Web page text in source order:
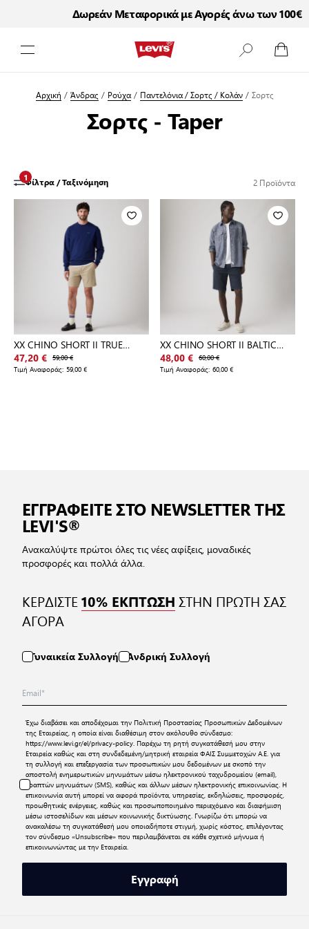
Δωρεάν Μεταφορικά με Αγορές άνω των 100€
Αρχική / Άνδρας / Ρούχα / Παντελόνια / Σορτς / Κολάν / Σορτς
Σορτς - Taper
Φίλτρα / Ταξινόμηση
1 2Προϊόντα
XX CHINO SHORT II TRUE
CHINO L
47,20 € 59,00 €
Τιμή Αναφοράς: 59,00 €
XX CHINO SHORT II BALTIC
NAVY
48,00 € 60,00 €
Τιμή Αναφοράς: 60,00 €
ΕΓΓΡΑΦΕΙΤΕ ΣΤΟ NEWSLETTER ΤΗΣ
LEVI'S®
Ανακαλύψτε πρώτοι όλες τις νέες αφίξεις, μοναδικές
προσφορές και πολλά άλλα.
ΚΕΡΔΙΣΤΕ10% ΕΚΠΤΩΣΗ ΣΤΗΝ ΠΡΩΤΗ ΣΑΣ
ΑΓΟΡΑ
Γυναικεία Συλλογή Ανδρική Συλλογή
Έχω διαβάσει και αποδέχομαι την Πολιτική Προστασίας Προσωπικών Δεδομένων
της Εταιρείας, η οποία είναι διαθέσιμη στον ακόλουθο σύνδεσμο:
https://www.levi.gr/el/privacy-policy. Παρέχω τη ρητή συγκατάθεσή μου στην
Εταιρεία καθώς και στη συνδεδεμένη/μητρική εταιρεία ΦΑΙΣ Συμμετοχών Α.Ε. για
τη συλλογή και επεξεργασία των προσωπικών μου δεδομένων με σκοπό την
αποστολή ενημερωτικών μηνυμάτων μέσω ηλεκτρονικού ταχυδρομείου (email),
γραπτών μηνυμάτων (SMS), καθώς και άλλων μέσων ηλεκτρονικής επικοινωνίας. Η
επικοινωνία αυτή μπορεί να αφορά προϊόντα, υπηρεσίες, εκδηλώσεις, προσφορές,
προωθητικές ενέργειες, καθώς και προσωποποιημένο περιεχόμενο και διαφήμιση
μέσω ιστοσελίδων και μέσων κοινωνικής δικτύωσης. Γνωρίζω ότι μπορώ να
ανακαλέσω τη συγκατάθεσή μου οποιαδήποτε στιγμή, χωρίς κόστος, επιλέγοντας
τον σύνδεσμο «Unsubscribe» που περιλαμβάνεται σε κάθε σχετικό μήνυμα ή
επικοινωνώντας με την Εταιρεία.
Εγγραφή